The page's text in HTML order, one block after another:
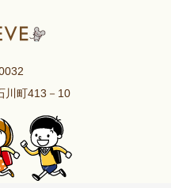
川町413－10